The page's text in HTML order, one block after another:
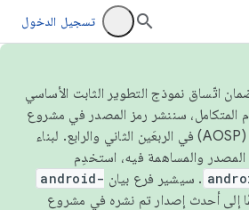
تسجيل الدخول
من عام 2026، ولضمان اتّساق نموذج التطوير الثابت الأساسي
المتكامل، سننشر رمز المصدر في مشروع
Android مفتوح المصدر (AOSP) في الربعَين الثاني والرابع. لبناء
. سيشير فرع بيان android-
إلى أحدث إصدار تم نشره في مشروع